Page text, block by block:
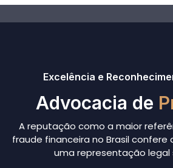
Excelência e
Advocacia de
A reputação como a maior
fraude financeira no Brasil confere
uma representação legal